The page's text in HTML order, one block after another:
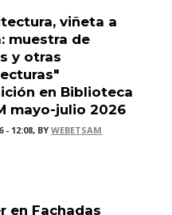
viñeta a
muestra de
y otras
en Biblioteca
mayo-julio 2026
- 12:08, BYWEBETSAM
en Fachadas